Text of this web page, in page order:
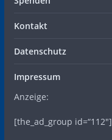
Kontakt
Datenschutz
Impressum
Anzeige:
[the_ad_group id=“112″]